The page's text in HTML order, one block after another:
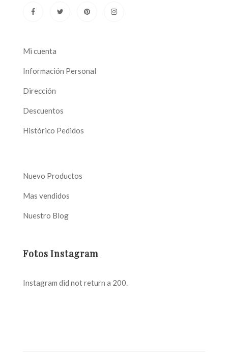
Mi cuenta
Información Personal
Dirección
Descuentos
Histórico Pedidos
Nuevo Productos
Mas vendidos
Nuestro Blog
Fotos Instagram
Instagram did not return a 200.